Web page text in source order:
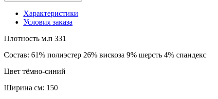
Характеристики
Условия заказа
Плотность м.п 331
Состав: 61% полиэстер 26% вискоза 9% шерсть 4% спандекс
Цвет тёмно-синий
Ширина см: 150